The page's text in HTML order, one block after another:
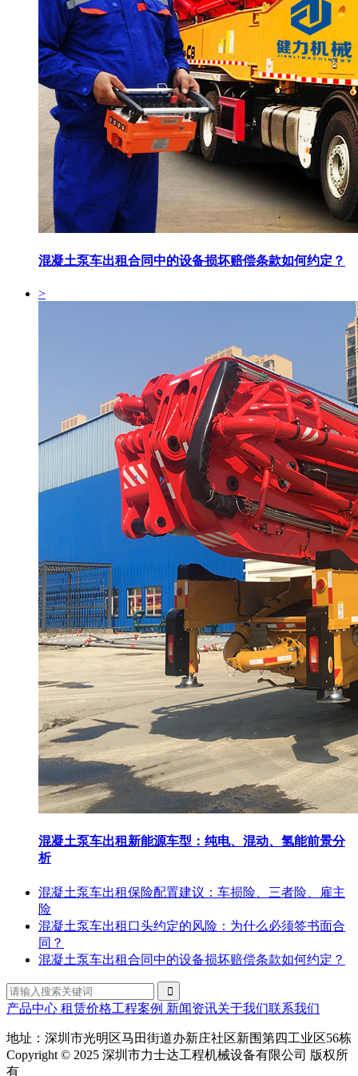
混凝土泵车出租合同中的设备损坏赔偿条款如何约定？
>
混凝土泵车出租新能源车型：纯电、混动、氢能前景分
析
混凝土泵车出租保险配置建议：车损险、三者险、雇主
险
混凝土泵车出租口头约定的风险：为什么必须签书面合
同？
混凝土泵车出租合同中的设备损坏赔偿条款如何约定？
产品中心 租赁价格工程案例 新闻资讯关于我们联系我们
地址：深圳市光明区马田街道办新庄社区新围第四工业区56栋
Copyright © 2025 深圳市力士达工程机械设备有限公司 版权所
有